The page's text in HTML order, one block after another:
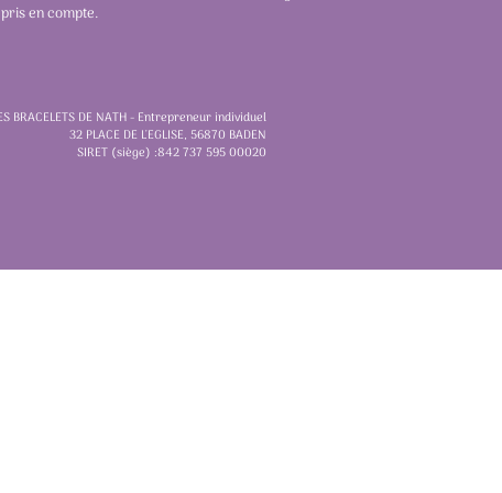
en compte.
BRACELETS DE NATH - Entrepreneur individuel
32 PLACE DE L'EGLISE, 56870 BADEN
SIRET (siège) :842 737 595 00020